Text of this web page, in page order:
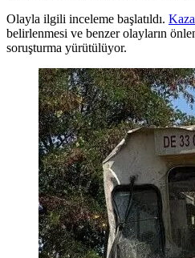
Olayla ilgili inceleme başlatıldı. Kaza
belirlenmesi ve benzer olayların
soruşturma yürütülüyor.